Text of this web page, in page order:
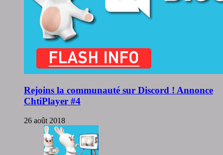
Rejoins la communauté sur Discord ! Annonce
ChtiPlayer #4
26 août 2018